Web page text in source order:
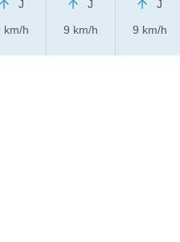
J
km/h
J
9 km/h
J
9 km/h